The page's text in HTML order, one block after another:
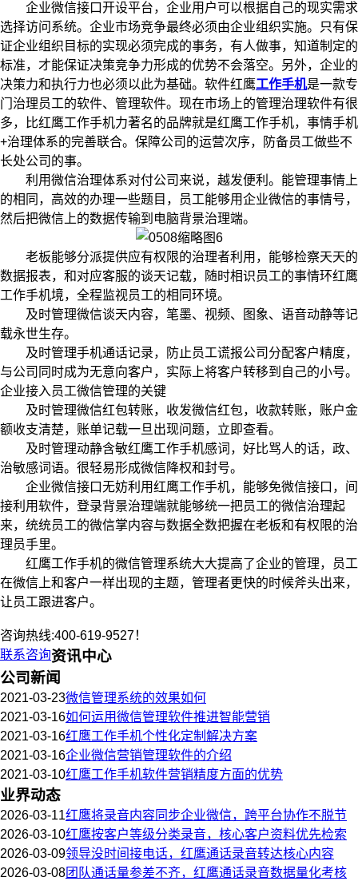
企业微信接口开设平台，企业用户可以根据自己的现实需求
选择访问系统。企业市场竞争最终必须由企业组织实施。只有保
证企业组织目标的实现必须完成的事务，有人做事，知道制定的
标准，才能保证决策竞争力形成的优势不会落空。另外，企业的
决策力和执行力也必须以此为基础。软件红鹰工作手机是一款专
门治理员工的软件、管理软件。现在市场上的管理治理软件有很
多，比红鹰工作手机力著名的品牌就是红鹰工作手机，事情手机
+治理体系的完善联合。保障公司的运营次序，防备员工做些不
长处公司的事。
利用微信治理体系对付公司来说，越发便利。能管理事情上
的相同，高效的办理一些题目，员工能够用企业微信的事情号，
然后把微信上的数据传输到电脑背景治理端。
老板能够分派提供应有权限的治理者利用，能够检察天天的
数据报表，和对应客服的谈天记载，随时相识员工的事情环红鹰
工作手机境，全程监视员工的相同环境。
及时管理微信谈天内容，笔墨、视频、图象、语音动静等记
载永世生存。
及时管理手机通话记录，防止员工谎报公司分配客户精度，
与公司同时成为无意向客户，实际上将客户转移到自己的小号。
企业接入员工微信管理的关键
及时管理微信红包转账，收发微信红包，收款转账，账户金
额收支清楚，账单记载一旦出现问题，立即查看。
及时管理动静含敏红鹰工作手机感词，好比骂人的话，政、
治敏感词语。很轻易形成微信降权和封号。
企业微信接口无妨利用红鹰工作手机，能够免微信接口，间
接利用软件，登录背景治理端就能够统一把员工的微信治理起
来，统统员工的微信掌内容与数据全数把握在老板和有权限的治
理员手里。
红鹰工作手机的微信管理系统大大提高了企业的管理，员工
在微信上和客户一样出现的主题，管理者更快的时候斧头出来，
让员工跟进客户。
咨询热线:400-619-9527！
联系咨询资讯中心
公司新闻
2021-03-23微信管理系统的效果如何
2021-03-16如何运用微信管理软件推进智能营销
2021-03-16红鹰工作手机个性化定制解决方案
2021-03-16企业微信营销管理软件的介绍
2021-03-10红鹰工作手机软件营销精度方面的优势
业界动态
2026-03-11红鹰将录音内容同步企业微信，跨平台协作不脱节
2026-03-10红鹰按客户等级分类录音，核心客户资料优先检索
2026-03-09领导没时间接电话，红鹰通话录音转达核心内容
2026-03-08团队通话量参差不齐，红鹰通话录音数据量化考核